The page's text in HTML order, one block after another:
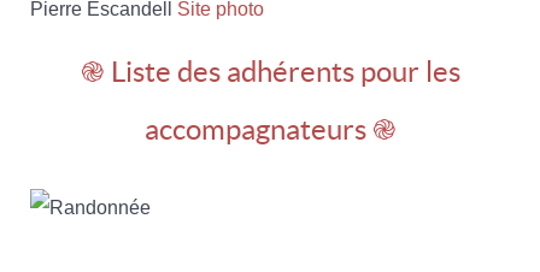
Pierre Escandell Site photo
֎ Liste des adhérents pour les
accompagnateurs ֎